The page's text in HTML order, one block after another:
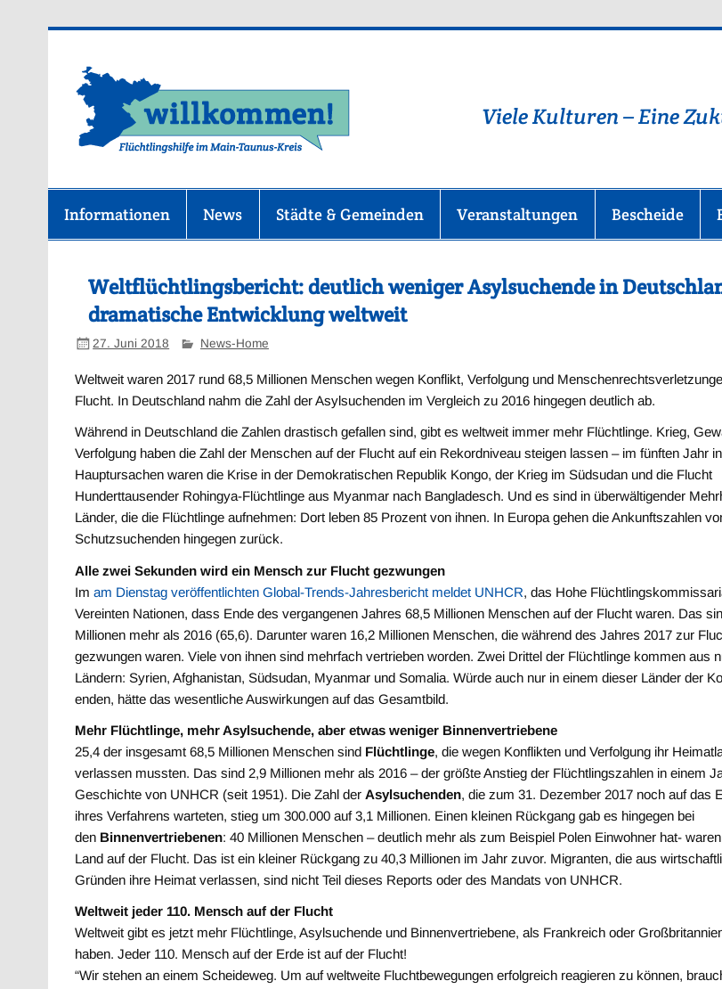
Flüchtlingshilfe-im-
Viele Kulturen – Eine
Informationen News Städte & Gemeinden Veranstaltungen Bescheide
Weltflüchtlingsbericht: deutlich weniger Asylsuchende in
dramatische Entwicklung weltweit
27. Juni 2018 News-Home
Weltweit waren 2017 rund 68,5 Millionen Menschen wegen Konflikt, Verfolgung und
Flucht. In Deutschland nahm die Zahl der Asylsuchenden im Vergleich zu 2016 hingegen deutlich ab.
Während in Deutschland die Zahlen drastisch gefallen sind, gibt es weltweit immer mehr Flüchtlinge. Krieg,
Verfolgung haben die Zahl der Menschen auf der Flucht auf ein Rekordniveau steigen lassen – im fünften Jahr
Hauptursachen waren die Krise in der Demokratischen Republik Kongo, der Krieg im Südsudan und die Flucht
Hunderttausender Rohingya-Flüchtlinge aus Myanmar nach Bangladesch. Und es sind in überwältigender
Länder, die die Flüchtlinge aufnehmen: Dort leben 85 Prozent von ihnen. In Europa gehen die Ankunftszahlen
Schutzsuchenden hingegen zurück.
Alle zwei Sekunden wird ein Mensch zur Flucht gezwungen
Imam Dienstag veröffentlichten Global-Trends-Jahresbericht meldet UNHCR, das Hohe
Vereinten Nationen, dass Ende des vergangenen Jahres 68,5 Millionen Menschen auf der Flucht waren. Das
Millionen mehr als 2016 (65,6). Darunter waren 16,2 Millionen Menschen, die während des Jahres 2017 zur
gezwungen waren. Viele von ihnen sind mehrfach vertrieben worden. Zwei Drittel der Flüchtlinge kommen aus
Ländern: Syrien, Afghanistan, Südsudan, Myanmar und Somalia. Würde auch nur in einem dieser Länder der
enden, hätte das wesentliche Auswirkungen auf das Gesamtbild.
Mehr Flüchtlinge, mehr Asylsuchende, aber etwas weniger Binnenvertriebene
25,4 der insgesamt 68,5 Millionen Menschen sind Flüchtlinge, die wegen Konflikten und Verfolgung ihr
verlassen mussten. Das sind 2,9 Millionen mehr als 2016 – der größte Anstieg der Flüchtlingszahlen in einem
Geschichte von UNHCR (seit 1951). Die Zahl der Asylsuchenden, die zum 31. Dezember 2017 noch auf das
ihres Verfahrens warteten, stieg um 300.000 auf 3,1 Millionen. Einen kleinen Rückgang gab es hingegen bei
den Binnenvertriebenen: 40 Millionen Menschen – deutlich mehr als zum Beispiel Polen Einwohner hat-
Land auf der Flucht. Das ist ein kleiner Rückgang zu 40,3 Millionen im Jahr zuvor. Migranten, die aus
Gründen ihre Heimat verlassen, sind nicht Teil dieses Reports oder des Mandats von UNHCR.
Weltweit jeder 110. Mensch auf der Flucht
Weltweit gibt es jetzt mehr Flüchtlinge, Asylsuchende und Binnenvertriebene, als Frankreich oder
haben. Jeder 110. Mensch auf der Erde ist auf der Flucht!
“Wir stehen an einem Scheideweg. Um auf weltweite Fluchtbewegungen erfolgreich reagieren zu können,